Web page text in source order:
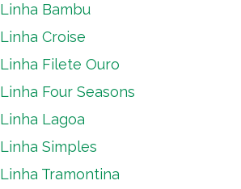
Linha Bambu
Linha Croise
Linha Filete Ouro
Linha Four Seasons
Linha Lagoa
Linha Simples
Linha Tramontina